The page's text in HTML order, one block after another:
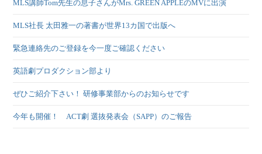
MLS講師Tom先生の息子さんがMrs. GREEN APPLEのMVに出演
MLS社長 太田雅一の著書が世界13カ国で出版へ
緊急連絡先のご登録を今一度ご確認ください
英語劇プロダクション部より
ぜひご紹介下さい！ 研修事業部からのお知らせです
今年も開催！ ACT劇 選抜発表会（SAPP）のご報告